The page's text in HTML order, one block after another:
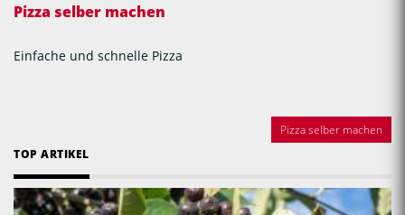
Pizza selber machen
Einfache und schnelle Pizza
Pizza selber machen
TOP ARTIKEL